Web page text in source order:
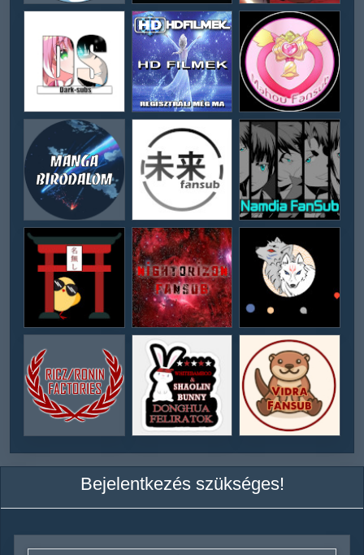
Bejelentkezés szükséges!